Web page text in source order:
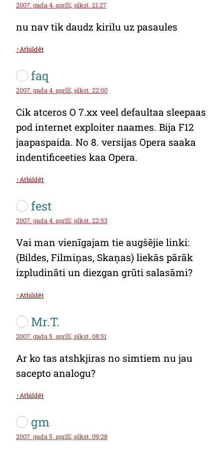
2007. gada 4. aprīlī, plkst. 21:27
nu nav tik daudz kirilu uz pasaules
↑Atbildēt
faq
2007. gada 4. aprīlī, plkst. 22:00
Cik atceros O 7.xx veel defaultaa sleepaas
pod internet exploiter naames. Bija F12
jaapaspaida. No 8. versijas Opera saaka
indentificeeties kaa Opera.
↑Atbildēt
fest
2007. gada 4. aprīlī, plkst. 22:53
Vai man vienīgajam tie augšējie linki:
(Bildes, Filmiņas, Skaņas) liekās pārāk
izpludināti un diezgan grūti salasāmi?
↑Atbildēt
Mr.T.
2007. gada 5. aprīlī, plkst. 08:51
Ar ko tas atshkjiras no simtiem nu jau
sacepto analogu?
↑Atbildēt
gm
2007. gada 5. aprīlī, plkst. 09:28